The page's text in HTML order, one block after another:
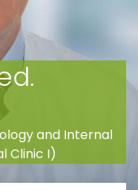
and Internal
Clinic I)